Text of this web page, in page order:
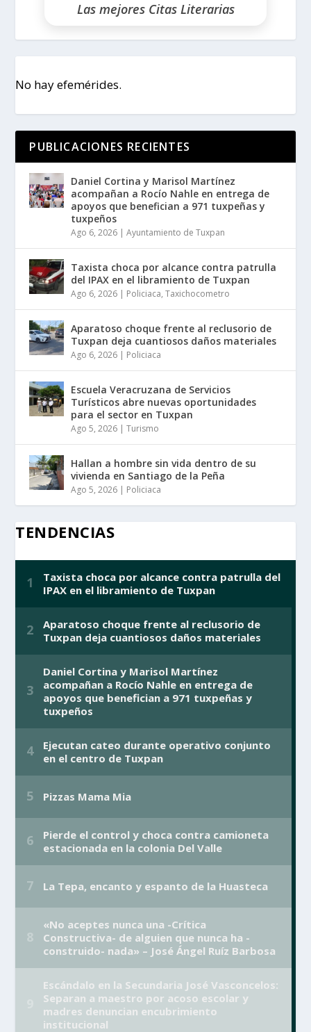
Las mejores Citas Literarias
No hay efemérides.
PUBLICACIONES RECIENTES
Daniel Cortina y Marisol Martínez
acompañan a Rocío Nahle en entrega de
apoyos que benefician a 971 tuxpeñas y
tuxpeños
Ago 6, 2026 |Ayuntamiento de Tuxpan
Taxista choca por alcance contra patrulla
del IPAX en el libramiento de Tuxpan
Ago 6, 2026 | Policiaca,Taxichocometro
Aparatoso choque frente al reclusorio de
Tuxpan deja cuantiosos daños materiales
Ago 6, 2026 | Policiaca
Escuela Veracruzana de Servicios
Turísticos abre nuevas oportunidades
para el sector en Tuxpan
Ago 5, 2026 |Turismo
Hallan a hombre sin vida dentro de su
vivienda en Santiago de la Peña
Ago 5, 2026 | Policiaca
TENDENCIAS